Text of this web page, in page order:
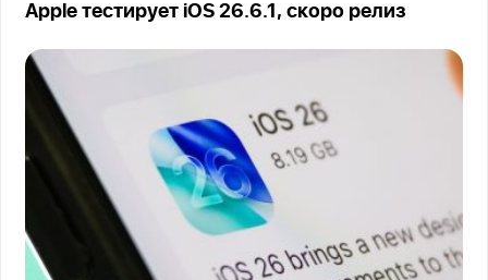
Apple тестирует iOS 26.6.1, скоро релиз